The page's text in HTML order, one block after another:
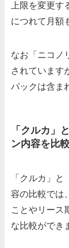
上限を変更す
につれて月額
なお「ニコノ
されています
パックは含ま
「クルカ」
ン内容を比
「クルカ」
容の比較では
ことやリース
な比較ができ